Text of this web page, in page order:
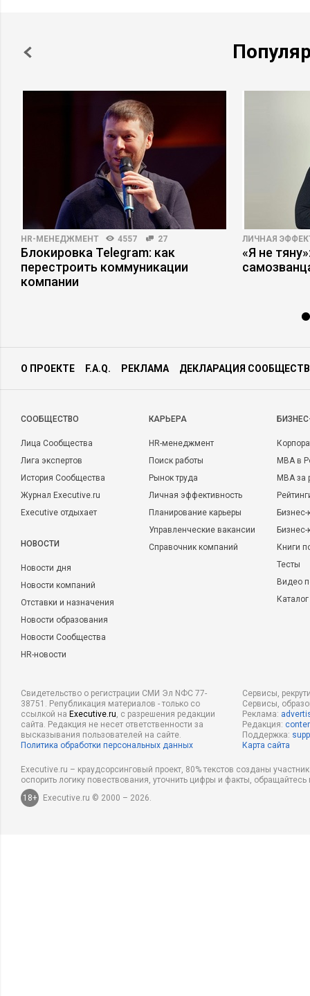
HR-МЕНЕДЖМЕНТ 4557 27
Блокировка Telegram: как
перестроить коммуникации
компании
ЛИЧНАЯ
«Я не
О ПРОЕКТЕ F.A.Q. РЕКЛАМА ДЕКЛАРАЦИЯ
CООБЩЕСТВО
Лица Сообщества
Лига экспертов
История Сообщества
Журнал Executive.ru
Executive отдыхает
НОВОСТИ
Новости дня
Новости компаний
Отставки и назначения
Новости образования
Новости Сообщества
HR-новости
КАРЬЕРА
HR-менеджмент
Поиск работы
Рынок труда
Личная эффективность
Планирование карьеры
Управленческие вакансии
Справочник компаний
MBA в
MBA
Бизнес-
Книги
Тесты
Видео
Свидетельство о регистрации СМИ Эл NФС 77-
38751. Републикация материалов - только со
ссылкой на Executive.ru, с разрешения редакции
сайта. Редакция не несет ответственности за
высказывания пользователей на сайте.
Политика обработки персональных данных
Сервисы,
Сервисы,
Реклама:
Редакция:
Поддержка:
Карта сайта
Executive.ru – краудсорсинговый проект, 80% текстов созданы
оспорить логику повествования, уточнить цифры и факты,
18+
Executive.ru © 2000 – 2026.